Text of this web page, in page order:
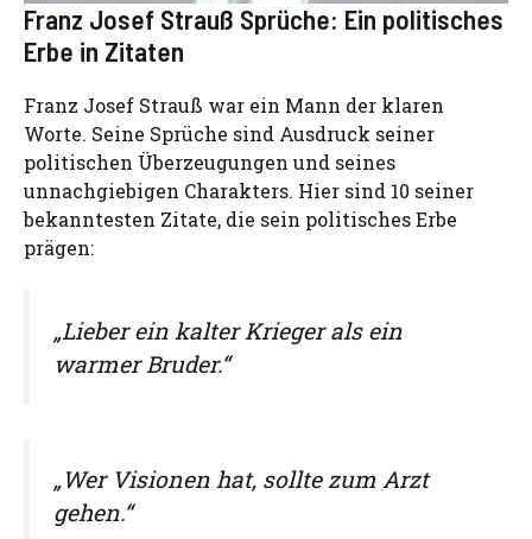
Franz Josef Strauß Sprüche: Ein politisches
Erbe in Zitaten
Franz Josef Strauß war ein Mann der klaren
Worte. Seine Sprüche sind Ausdruck seiner
politischen Überzeugungen und seines
unnachgiebigen Charakters. Hier sind 10 seiner
bekanntesten Zitate, die sein politisches Erbe
prägen:
„Lieber ein kalter Krieger als ein
warmer Bruder.“
„Wer Visionen hat, sollte zum Arzt
gehen.“